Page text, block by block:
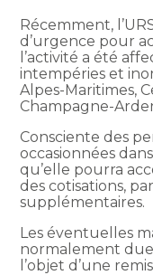
Récemment,
d’urgence pour
l’activité a été
intempéries et
Alpes-Maritimes,
Champagne-
Consciente des
occasionnées
qu’elle pourra
des cotisations,
supplémentaires.
Les éventuelles
normalement
l’objet d’une